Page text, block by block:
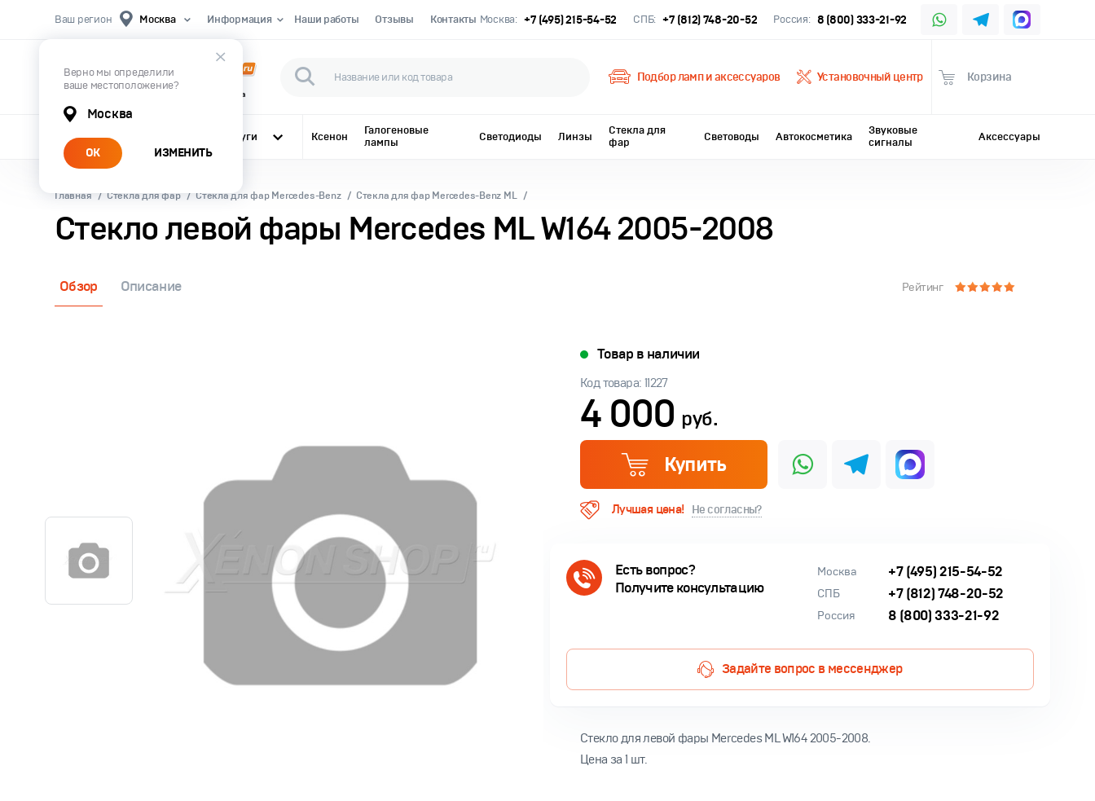
Ваш регион Москва
Верно мы определили
ваше местоположение?
Москва
ОК ИЗМЕНИТЬ
Информация Наши работы Отзывы Контакты Москва: +7 (495) 215-54-52 СПБ: +7 (812) 748-20-52 Россия: 8 (800) 333-21-92
Первый Магазин Автомобильного Света
Подбор ламп и аксессуаров Установочный центр Корзина
Все категории Услуги Ксенон
Галогеновые
лампы
Светодиоды Линзы
Стекла для
фар
Световоды Автокосметика
Звуковые
сигналы
Аксессуары
Главная Стекла для фар Стекла для фар Mercedes-Benz Стекла для фар Mercedes-Benz ML
Стекло левой фары Mercedes ML W164 2005-2008
Обзор Описание Рейтинг
Товар в наличии
Код товара: 11227
4 000 руб.
Купить
Лучшая цена! Не согласны?
Есть вопрос?
Получите консультацию
Москва +7 (495) 215-54-52
СПБ +7 (812) 748-20-52
Россия 8 (800) 333-21-92
Задайте вопрос в мессенджер
Cтекло для левой фары Mercedes ML W164 2005-2008.
Цена за 1 шт.